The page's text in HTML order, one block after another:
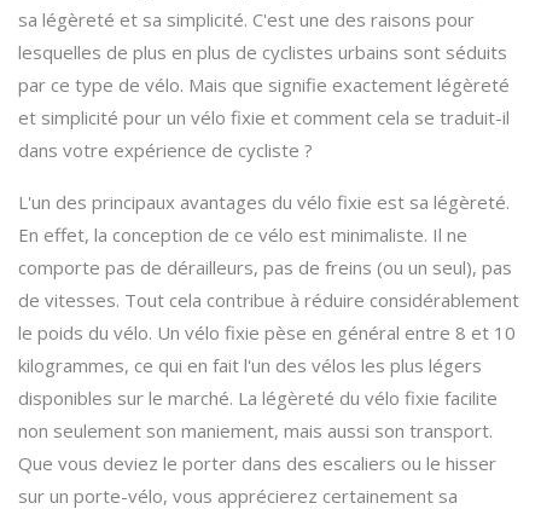
sa légèreté et sa simplicité. C'est une des raisons pour
lesquelles de plus en plus de cyclistes urbains sont séduits
par ce type de vélo. Mais que signifie exactement légèreté
et simplicité pour un vélo fixie et comment cela se traduit-il
dans votre expérience de cycliste ?
L'un des principaux avantages du vélo fixie est sa légèreté.
En effet, la conception de ce vélo est minimaliste. Il ne
comporte pas de dérailleurs, pas de freins (ou un seul), pas
de vitesses. Tout cela contribue à réduire considérablement
le poids du vélo. Un vélo fixie pèse en général entre 8 et 10
kilogrammes, ce qui en fait l'un des vélos les plus légers
disponibles sur le marché. La légèreté du vélo fixie facilite
non seulement son maniement, mais aussi son transport.
Que vous deviez le porter dans des escaliers ou le hisser
sur un porte-vélo, vous apprécierez certainement sa